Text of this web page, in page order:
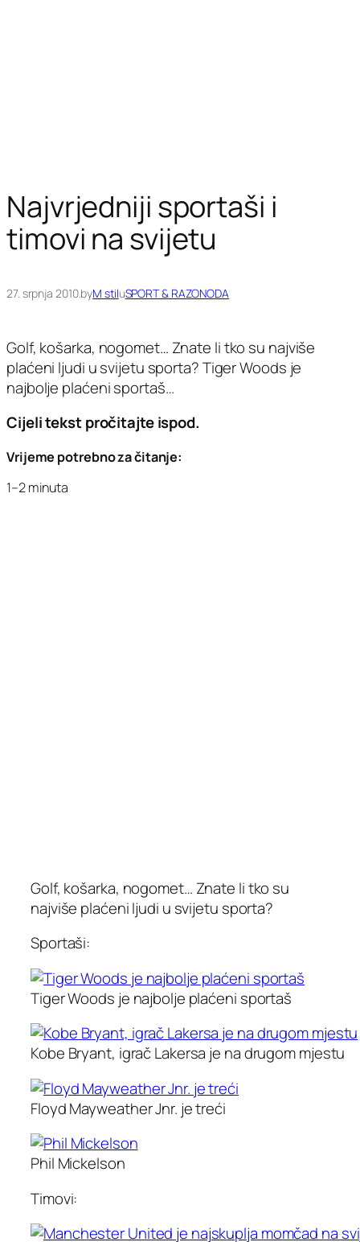
Najvrjedniji sportaši i
timovi na svijetu
27. srpnja 2010.byM stiluSPORT & RAZONODA
Golf, košarka, nogomet… Znate li tko su najviše
plaćeni ljudi u svijetu sporta? Tiger Woods je
najbolje plaćeni sportaš…
Cijeli tekst pročitajte ispod.
Vrijeme potrebno za čitanje:
1–2 minuta
Golf, košarka, nogomet… Znate li tko su
najviše plaćeni ljudi u svijetu sporta?
Sportaši:
Tiger Woods je najbolje plaćeni sportaš
Kobe Bryant, igrač Lakersa je na drugom mjestu
Floyd Mayweather Jnr. je treći
Phil Mickelson
Timovi: